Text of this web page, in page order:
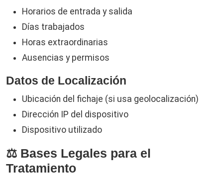
Horarios de entrada y salida
Días trabajados
Horas extraordinarias
Ausencias y permisos
Datos de Localización
Ubicación del fichaje (si usa geolocalización)
Dirección IP del dispositivo
Dispositivo utilizado
⚖️ Bases Legales para el
Tratamiento